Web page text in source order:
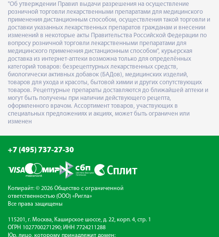
"Об утверждении Правил выдачи разрешения на осуществление
розничной торговли лекарственными препаратами для медицинского
применения дистанционным способом, осуществления такой торговли и
доставки указанных лекарственных препаратов гражданам и внесении
изменений в некоторые акты Правительства Российской Федерации по
вопросу розничной торговли лекарственными препаратами для
медицинского применения дистанционным способом", курьерская
доставка из интернет-аптеки возможна только для определённых
категорий товаров: безрецептурных лекарственных средств,
биологически активных добавок (БАДов), медицинских изделий,
товаров для ухода и красоты, бытовой химии и других сопутствующих
товаров. Рецептурные препараты доставляются до ближайшей аптеки и
могут быть получены при наличии действующего рецепта,
оформленного врачом. Ассортимент товаров, участвующих в
специальных предложениях и акциях, может быть ограничен или
изменен
+7 (495) 737-27-30
Копирайт: © 2026 Общество с ограниченной
ответственностью (ООО) «Ригла»
Все права защищены
115201, г. Москва, Каширское шоссе, д. 22, корп. 4, стр. 1
ОГРН 1027700271290; ИНН 7724211288
Юр. лицо, которому принадлежит домен: